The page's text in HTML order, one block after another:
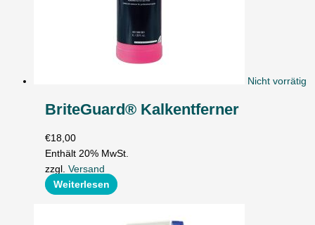
Nicht vorrätig
BriteGuard® Kalkentferner
€18,00
Enthält 20% MwSt.
zzgl.Versand
Weiterlesen